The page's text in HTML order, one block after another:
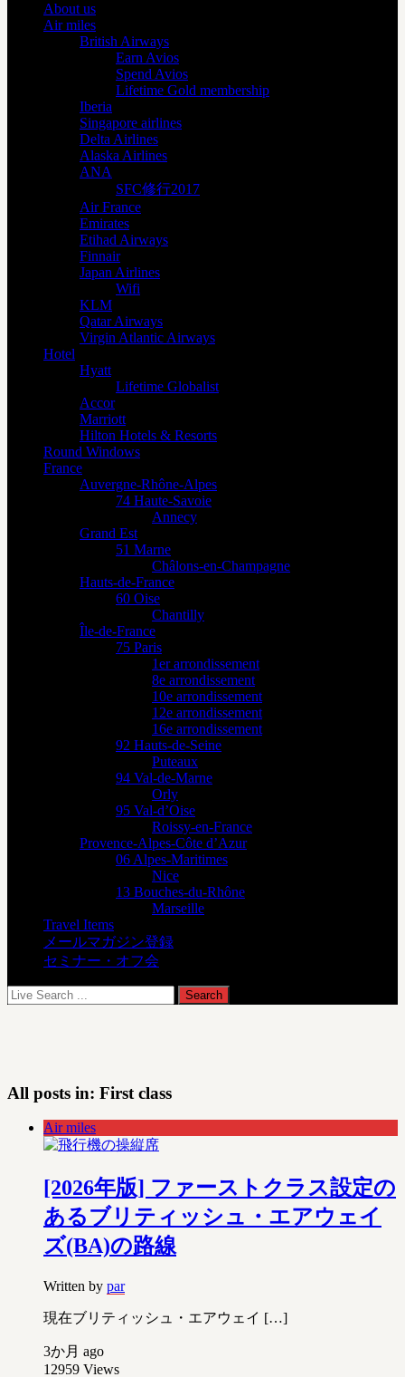
About us
Air miles
British Airways
Earn Avios
Spend Avios
Lifetime Gold membership
Iberia
Singapore airlines
Delta Airlines
Alaska Airlines
ANA
SFC修行2017
Air France
Emirates
Etihad Airways
Finnair
Japan Airlines
Wifi
KLM
Qatar Airways
Virgin Atlantic Airways
Hotel
Hyatt
Lifetime Globalist
Accor
Marriott
Hilton Hotels & Resorts
Round Windows
France
Auvergne-Rhône-Alpes
74 Haute-Savoie
Annecy
Grand Est
51 Marne
Châlons-en-Champagne
Hauts-de-France
60 Oise
Chantilly
Île-de-France
75 Paris
1er arrondissement
8e arrondissement
10e arrondissement
12e arrondissement
16e arrondissement
92 Hauts-de-Seine
Puteaux
94 Val-de-Marne
Orly
95 Val-d’Oise
Roissy-en-France
Provence-Alpes-Côte d’Azur
06 Alpes-Maritimes
Nice
13 Bouches-du-Rhône
Marseille
Travel Items
メールマガジン登録
セミナー・オフ会
All posts in: First class
Air miles
[2026年版] ファーストクラス設定の
あるブリティッシュ・エアウェイ
ズ(BA)の路線
Written by par
現在ブリティッシュ・エアウェイ […]
3か月 ago
12959 Views